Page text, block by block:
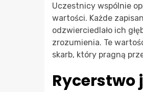
Uczestnicy wspólnie
wartości. Każde
odzwierciedlało ich
zrozumienia. Te
skarb, który pragną
Rycerstwo